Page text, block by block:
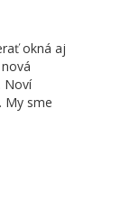
okná aj
Noví
My sme